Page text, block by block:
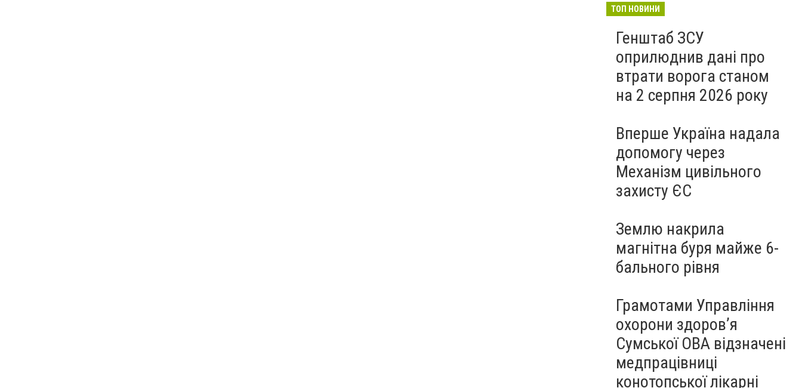
ТОП НОВИНИ
Генштаб ЗСУ
оприлюднив дані про
втрати ворога станом
на 2 серпня 2026 року
Вперше Україна надала
допомогу через
Механізм цивільного
захисту ЄС
Землю накрила
магнітна буря майже 6-
бального рівня
Грамотами Управління
охорони здоров’я
Сумської ОВА відзначені
медпрацівниці
конотопської лікарні